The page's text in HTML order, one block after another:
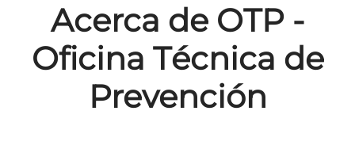
Acerca de OTP -
Oficina Técnica de
Prevención